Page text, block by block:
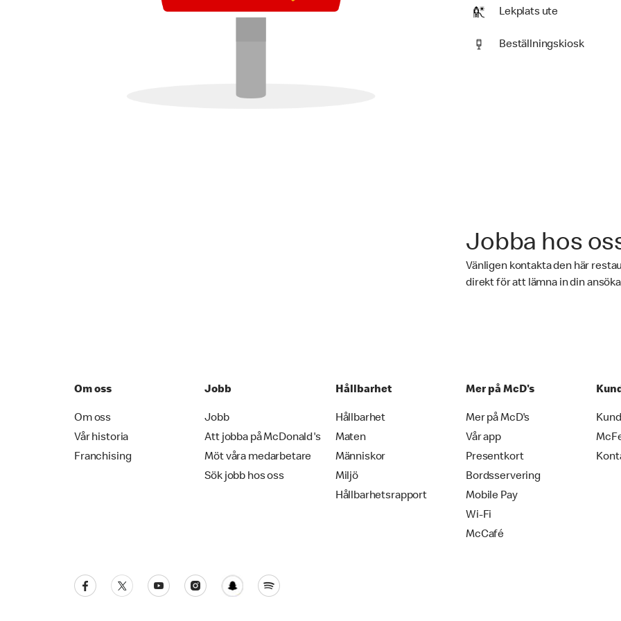
Lekplats ute
Beställningskiosk
Jobba hos
Vänligen kontakta den här
direkt för att lämna in din
Om oss
Om oss
Vår historia
Franchising
Jobb
Jobb
Att jobba på McDonald's
Möt våra medarbetare
Sök jobb hos oss
Hållbarhet
Hållbarhet
Maten
Människor
Miljö
Hållbarhetsrapport
Mer på McD's
Mer på McD's
Vår app
Presentkort
Bordsservering
Mobile Pay
Wi-Fi
McCafé